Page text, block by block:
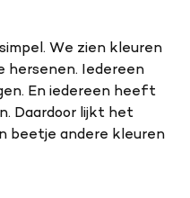
We zien kleuren
hersenen. Iedereen
En iedereen heeft
Daardoor lijkt het
beetje andere kleuren